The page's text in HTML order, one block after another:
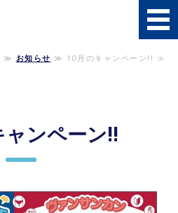
秋田県南初の
≫ お知らせ ≫ 10月のキャンペーン!! ≫
ンペーン!!